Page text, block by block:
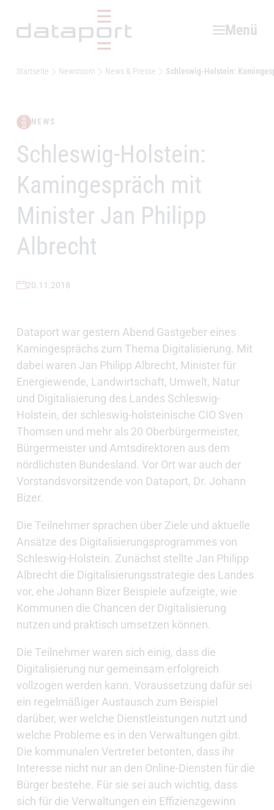
Menü
Startseite Newsroom News & Presse Schleswig-Holstein:
NEWS
–
Schleswig-Holstein:
Kamingespräch mit
Minister Jan Philipp
Albrecht
20.11.2018
Dataport war gestern Abend Gastgeber eines
Kamingesprächs zum Thema Digitalisierung. Mit
dabei waren Jan Philipp Albrecht, Minister für
Energiewende, Landwirtschaft, Umwelt, Natur
und Digitalisierung des Landes Schleswig-
Holstein, der schleswig-holsteinische CIO Sven
Thomsen und mehr als 20 Oberbürgermeister,
Bürgermeister und Amtsdirektoren aus dem
nördlichsten Bundesland. Vor Ort war auch der
Vorstandsvorsitzende von Dataport, Dr. Johann
Bizer.
Die Teilnehmer sprachen über Ziele und aktuelle
Ansätze des Digitalisierungsprogrammes von
Schleswig-Holstein. Zunächst stellte Jan Philipp
Albrecht die Digitalisierungsstrategie des Landes
vor, ehe Johann Bizer Beispiele aufzeigte, wie
Kommunen die Chancen der Digitalisierung
nutzen und praktisch umsetzen können.
Die Teilnehmer waren sich einig, dass die
Digitalisierung nur gemeinsam erfolgreich
vollzogen werden kann. Voraussetzung dafür sei
ein regelmäßiger Austausch zum Beispiel
darüber, wer welche Dienstleistungen nutzt und
welche Probleme es in den Verwaltungen gibt.
Die kommunalen Vertreter betonten, dass ihr
Interesse nicht nur an den Online-Diensten für die
Bürger bestehe. Für sie sei auch wichtig, dass
sich für die Verwaltungen ein Effizienzgewinn